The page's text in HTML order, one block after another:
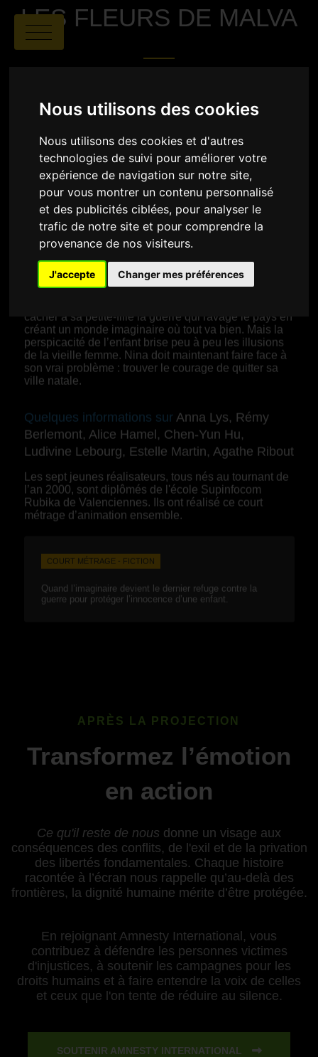
Nous utilisons des cookies
Nous utilisons des cookies et d'autres
technologies de suivi pour améliorer votre
expérience de navigation sur notre site,
pour vous montrer un contenu personnalisé
et des publicités ciblées, pour analyser le
trafic de notre site et pour comprendre la
provenance de nos visiteurs.
J'accepte Changer mes préférences
LES FLEURS DE MALVA
Anna Lys, Rémy Berlemont, Alice Hamel,
Chen-Yun Hu, Ludivine Lebourg, Estelle Martin,
Agathe Ribout | 00:07 | France
SYNOPSIS
Dans un petit village de la campagne ukrainienne,
Nina, une grand-mère profondément attachée à sa
terre, accueille sa petite-fille Yana pour ce qui semble
cacher à sa petite-fille la guerre qui ravage le pays en
créant un monde imaginaire où tout va bien. Mais la
perspicacité de l’enfant brise peu à peu les illusions
de la vieille femme. Nina doit maintenant faire face à
son vrai problème : trouver le courage de quitter sa
ville natale.
Quelques informations sur Anna Lys, Rémy
Berlemont, Alice Hamel, Chen-Yun Hu,
Ludivine Lebourg, Estelle Martin, Agathe Ribout
Les sept jeunes réalisateurs, tous nés au tournant de
l’an 2000, sont diplômés de l'école Supinfocom
Rubika de Valenciennes. Ils ont réalisé ce court
métrage d’animation ensemble.
COURT MÉTRAGE - FICTION
Quand l’imaginaire devient le dernier refuge contre la
guerre pour protéger l’innocence d’une enfant.
APRÈS LA PROJECTION
Transformez l’émotion
en action
Ce qu'il reste de nous donne un visage aux
conséquences des conflits, de l'exil et de la privation
des libertés fondamentales. Chaque histoire
racontée à l’écran nous rappelle qu’au-delà des
frontières, la dignité humaine mérite d’être protégée.
En rejoignant Amnesty International, vous
contribuez à défendre les personnes victimes
d'injustices, à soutenir les campagnes pour les
droits humains et à faire entendre la voix de celles
et ceux que l'on tente de réduire au silence.
SOUTENIR AMNESTY INTERNATIONAL